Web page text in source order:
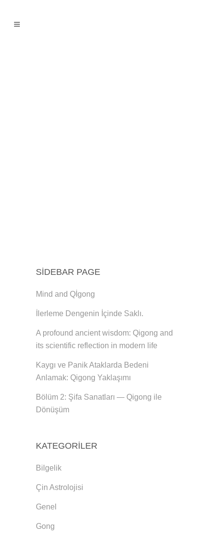
SIDEBAR PAGE
Mind and Qİgong
İlerleme Dengenin İçinde Saklı.
A profound ancient wisdom: Qigong and
its scientific reflection in modern life
Kaygı ve Panik Ataklarda Bedeni
Anlamak: Qigong Yaklaşımı
Bölüm 2: Şifa Sanatları — Qigong ile
Dönüşüm
KATEGORILER
Bilgelik
Çin Astrolojisi
Genel
Gong